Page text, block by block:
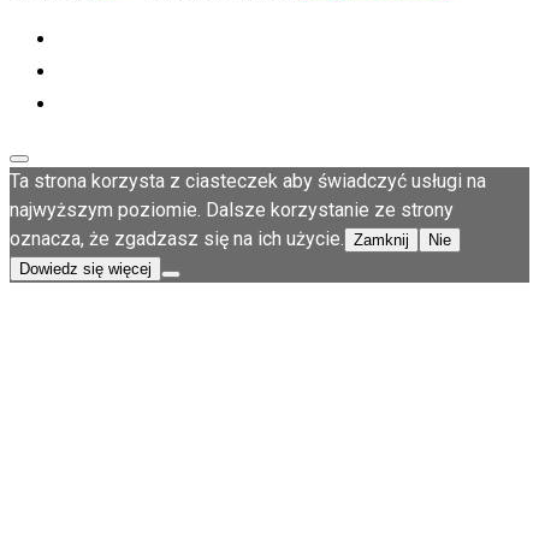
Ta strona korzysta z ciasteczek aby świadczyć usługi na
najwyższym poziomie. Dalsze korzystanie ze strony
oznacza, że zgadzasz się na ich użycie. Zamknij
Nie
Dowiedz się więcej